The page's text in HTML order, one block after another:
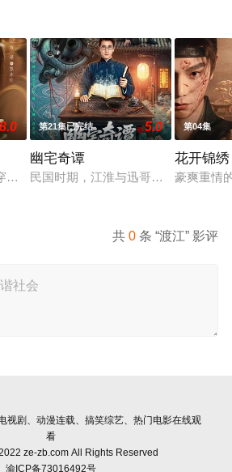
8.0
越成民国少夫人苏沐晚，醒来，却是丈
第21集已完结 5.0
幽宅奇谭
民国时期，江淮与迅哥组成说书班子
第04集
花开锦绣
豪爽重情
共0 条 “渡江” 影评
视剧、动漫连载、搞笑综艺、热门电影在线观
看
ze-zb.com All Rights Reserved
渝ICP备73016492号